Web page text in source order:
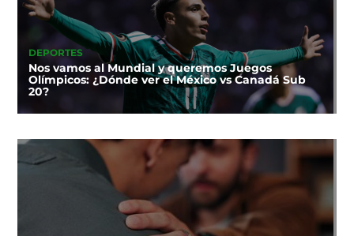
DEPORTES
Nos vamos al Mundial y queremos Juegos
Olímpicos: ¿Dónde ver el México vs Canadá Sub
20?